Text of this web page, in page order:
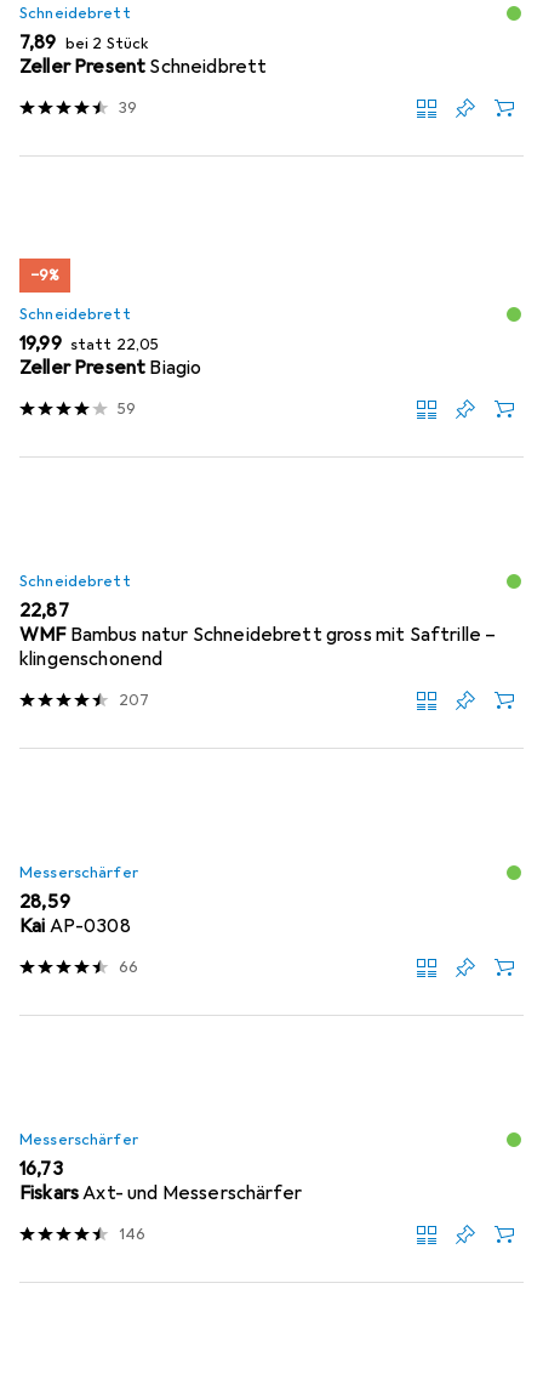
Schneidebrett
EUR
7,89 bei 2 Stück
Zeller Present Schneidbrett
39
−9%
Schneidebrett
EUR
19,99 statt EUR
22,05
Zeller Present Biagio
59
Schneidebrett
EUR
22,87
WMF Bambus natur Schneidebrett gross mit Saftrille –
klingenschonend
207
Messerschärfer
EUR
28,59
Kai AP-0308
66
Messerschärfer
EUR
16,73
FiskarsAxt- und Messerschärfer
146